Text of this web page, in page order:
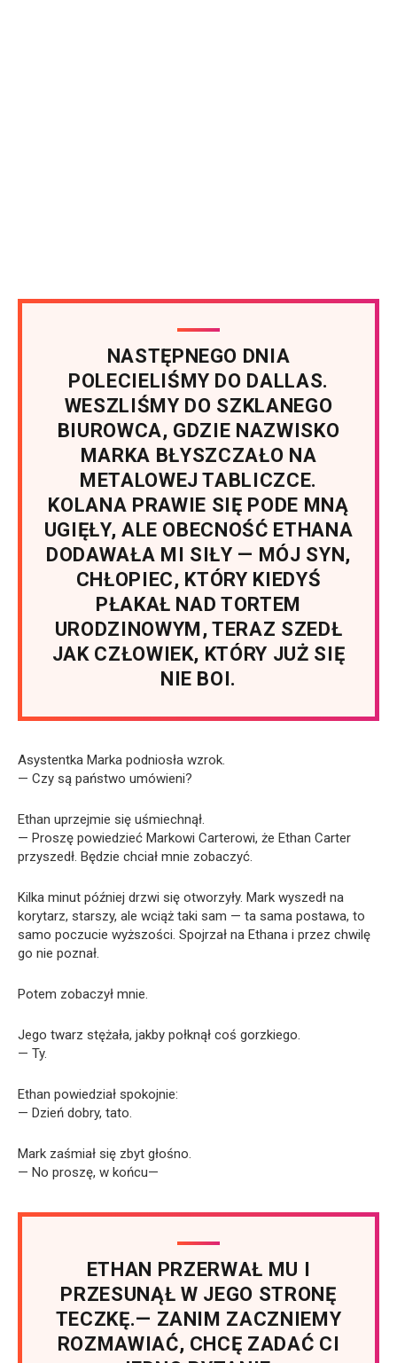
NASTĘPNEGO DNIA
POLECIELIŚMY DO DALLAS.
WESZLIŚMY DO SZKLANEGO
BIUROWCA, GDZIE NAZWISKO
MARKA BŁYSZCZAŁO NA
METALOWEJ TABLICZCE.
KOLANA PRAWIE SIĘ PODE MNĄ
UGIĘŁY, ALE OBECNOŚĆ ETHANA
DODAWAŁA MI SIŁY — MÓJ SYN,
CHŁOPIEC, KTÓRY KIEDYŚ
PŁAKAŁ NAD TORTEM
URODZINOWYM, TERAZ SZEDŁ
JAK CZŁOWIEK, KTÓRY JUŻ SIĘ
NIE BOI.
Asystentka Marka podniosła wzrok.
— Czy są państwo umówieni?
Ethan uprzejmie się uśmiechnął.
— Proszę powiedzieć Markowi Carterowi, że Ethan Carter
przyszedł. Będzie chciał mnie zobaczyć.
Kilka minut później drzwi się otworzyły. Mark wyszedł na
korytarz, starszy, ale wciąż taki sam — ta sama postawa, to
samo poczucie wyższości. Spojrzał na Ethana i przez chwilę
go nie poznał.
Potem zobaczył mnie.
Jego twarz stężała, jakby połknął coś gorzkiego.
— Ty.
Ethan powiedział spokojnie:
— Dzień dobry, tato.
Mark zaśmiał się zbyt głośno.
— No proszę, w końcu—
ETHAN PRZERWAŁ MU I
PRZESUNĄŁ W JEGO STRONĘ
TECZKĘ.— ZANIM ZACZNIEMY
ROZMAWIAĆ, CHCĘ ZADAĆ CI